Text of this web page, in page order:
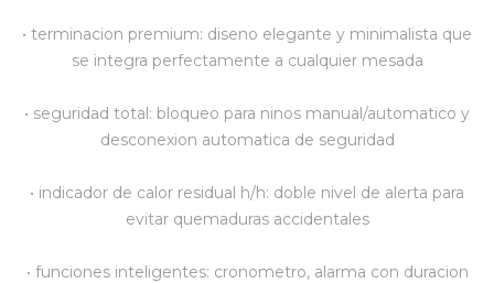
• terminacion premium: diseno elegante y minimalista que
se integra perfectamente a cualquier mesada
• seguridad total: bloqueo para ninos manual/automatico y
desconexion automatica de seguridad
• indicador de calor residual h/h: doble nivel de alerta para
evitar quemaduras accidentales
• funciones inteligentes: cronometro, alarma con duracion
Vestimenta y calzado